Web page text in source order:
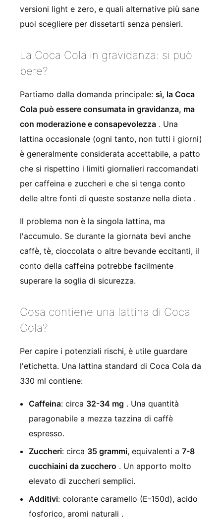
versioni light e zero, e quali alternative più sane
puoi scegliere per dissetarti senza pensieri.
La Coca Cola in gravidanza: si può
bere?
Partiamo dalla domanda principale: sì, la Coca
Cola può essere consumata in gravidanza, ma
con moderazione e consapevolezza . Una
lattina occasionale (ogni tanto, non tutti i giorni)
è generalmente considerata accettabile, a patto
che si rispettino i limiti giornalieri raccomandati
per caffeina e zuccheri e che si tenga conto
delle altre fonti di queste sostanze nella dieta .
Il problema non è la singola lattina, ma
l'accumulo. Se durante la giornata bevi anche
caffè, tè, cioccolata o altre bevande eccitanti, il
conto della caffeina potrebbe facilmente
superare la soglia di sicurezza.
Cosa contiene una lattina di Coca
Cola?
Per capire i potenziali rischi, è utile guardare
l'etichetta. Una lattina standard di Coca Cola da
330 ml contiene:
Caffeina: circa 32-34 mg . Una quantità
paragonabile a mezza tazzina di caffè
espresso.
Zuccheri: circa 35 grammi, equivalenti a 7-8
cucchiaini da zucchero . Un apporto molto
elevato di zuccheri semplici.
Additivi: colorante caramello (E-150d), acido
fosforico, aromi naturali .